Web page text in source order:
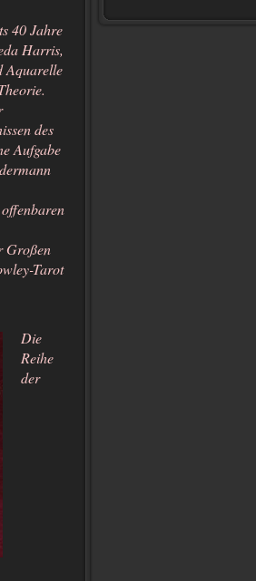
40 Jahre
Harris,
Aquarelle
des
Aufgabe
Großen
Tarot
Die
Reihe
der